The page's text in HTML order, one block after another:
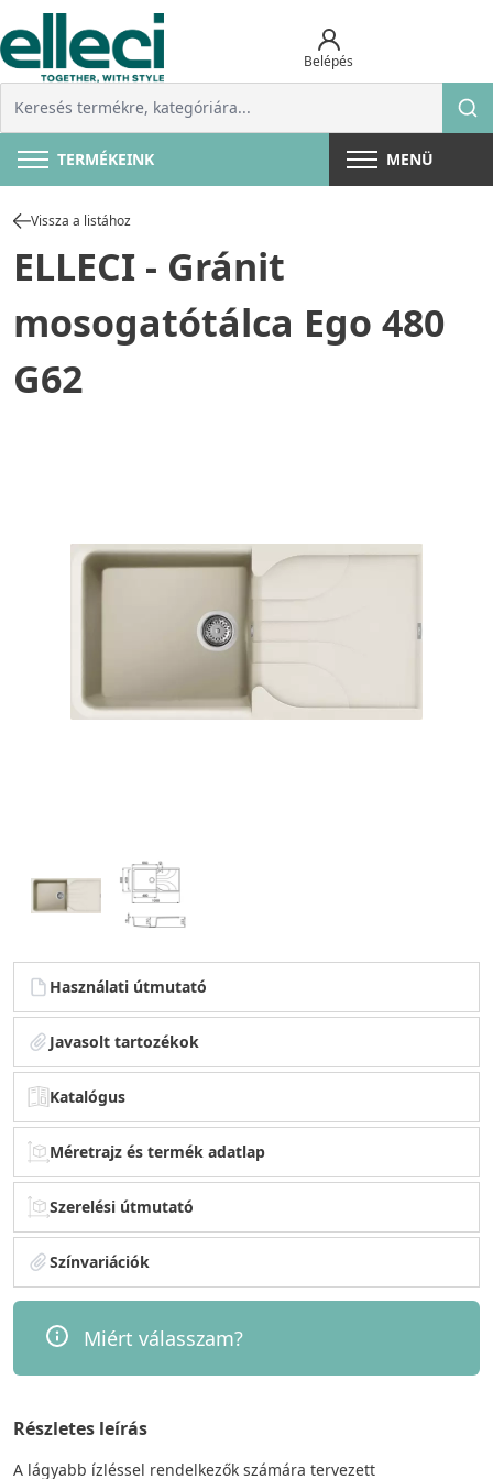
Belépés
TERMÉKEINK MENÜ
Vissza a listához
ELLECI - Gránit
mosogatótálca Ego 480
G62
Használati útmutató
Javasolt tartozékok
Katalógus
Méretrajz és termék adatlap
Szerelési útmutató
Színvariációk
Miért válasszam?
Részletes leírás
A lágyabb ízléssel rendelkezők számára tervezett